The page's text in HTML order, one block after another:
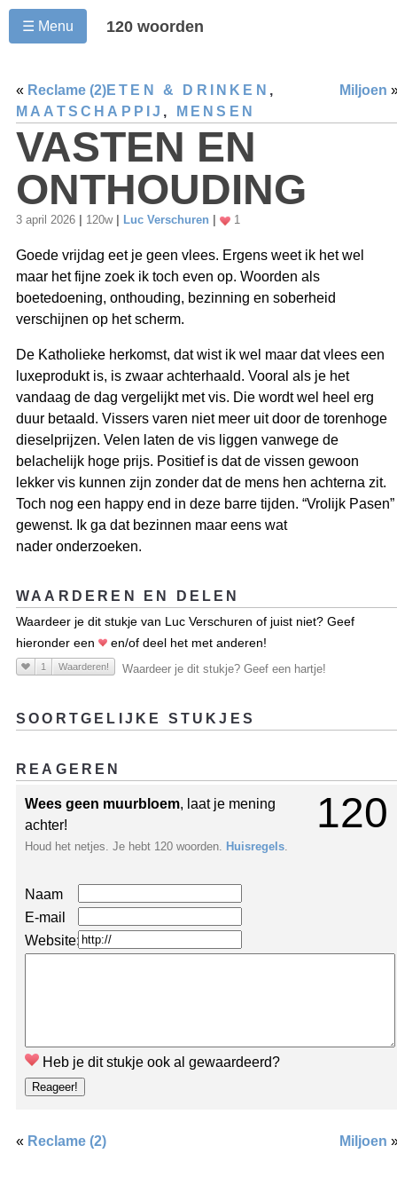
☰ Menu 120 woorden
« Reclame (2) Miljoen
ETEN & DRINKEN ,
MAATSCHAPPIJ , MENSEN
VASTEN EN
ONTHOUDING
3 april 2026 120w Luc Verschuren 1
Goede vrijdag eet je geen vlees. Ergens weet ik het wel
maar het fijne zoek ik toch even op. Woorden als
boetedoening, onthouding, bezinning en soberheid
verschijnen op het scherm.
De Katholieke herkomst, dat wist ik wel maar dat vlees een
luxeprodukt is, is zwaar achterhaald. Vooral als je het
vandaag de dag vergelijkt met vis. Die wordt wel heel erg
duur betaald. Vissers varen niet meer uit door de torenhoge
dieselprijzen. Velen laten de vis liggen vanwege de
belachelijk hoge prijs. Positief is dat de vissen gewoon
lekker vis kunnen zijn zonder dat de mens hen achterna zit.
Toch nog een happy end in deze barre tijden. “Vrolijk Pasen”
gewenst. Ik ga dat bezinnen maar eens wat
nader onderzoeken.
WAARDEREN EN DELEN
Waardeer je dit stukje van Luc Verschuren of juist niet? Geef
hieronder een
en/of deel het met anderen!
1 Waarderen! Waardeer je dit stukje? Geef een hartje!
SOORTGELIJKE STUKJES
REAGEREN
120
Wees geen muurbloem, laat je mening
achter!
Houd het netjes. Je hebt 120 woorden. Huisregels
Naam
E-mail
Website:
Heb je dit stukje ook al gewaardeerd?
« Reclame (2) Miljoen